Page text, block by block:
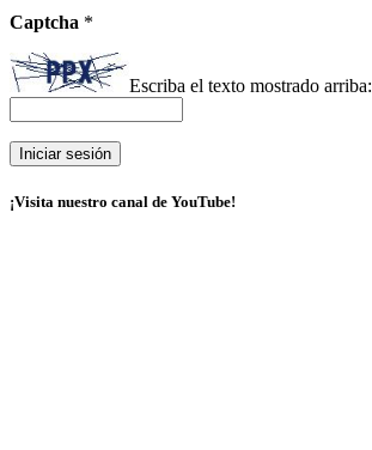
Captcha *
Escriba el texto mostrado arriba:
¡Visita nuestro canal de YouTube!